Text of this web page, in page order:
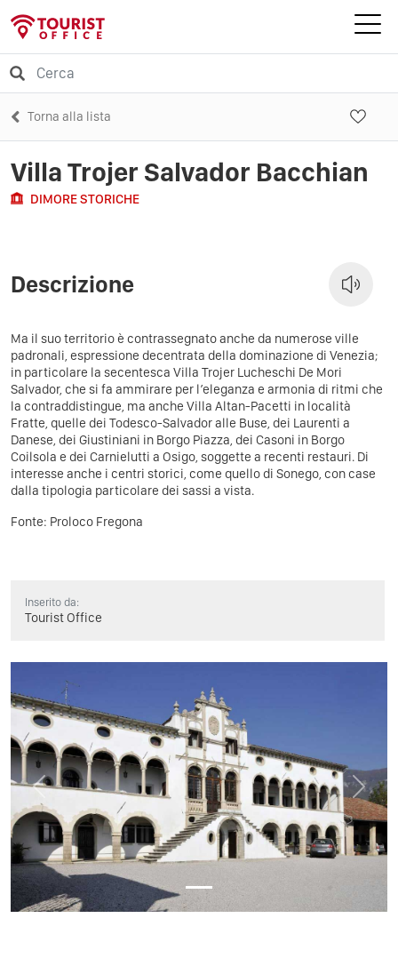
Torna alla lista
Villa Trojer Salvador Bacchian
DIMORE STORICHE
Descrizione
Ma il suo territorio è contrassegnato anche da numerose ville
padronali, espressione decentrata della dominazione di Venezia;
in particolare la secentesca Villa Trojer Lucheschi De Mori
Salvador, che si fa ammirare per l’eleganza e armonia di ritmi che
la contraddistingue, ma anche Villa Altan-Pacetti in località
Fratte, quelle dei Todesco-Salvador alle Buse, dei Laurenti a
Danese, dei Giustiniani in Borgo Piazza, dei Casoni in Borgo
Coilsola e dei Carnielutti a Osigo, soggette a recenti restauri. Di
interesse anche i centri storici, come quello di Sonego, con case
dalla tipologia particolare dei sassi a vista.
Fonte: Proloco Fregona
Inserito da:
Tourist Office
Previous Next